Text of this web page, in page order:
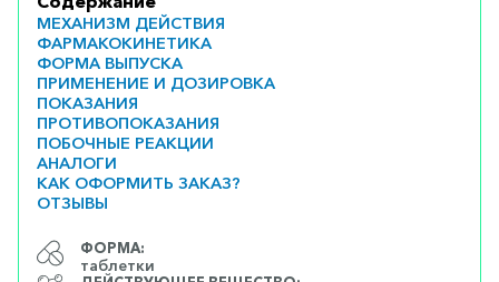
МЕХАНИЗМ ДЕЙСТВИЯ
ФАРМАКОКИНЕТИКА
ФОРМА ВЫПУСКА
ПРИМЕНЕНИЕ И ДОЗИРОВКА
ПОКАЗАНИЯ
ПРОТИВОПОКАЗАНИЯ
ПОБОЧНЫЕ РЕАКЦИИ
АНАЛОГИ
КАК ОФОРМИТЬ ЗАКАЗ?
ОТЗЫВЫ
ФОРМА:
таблетки